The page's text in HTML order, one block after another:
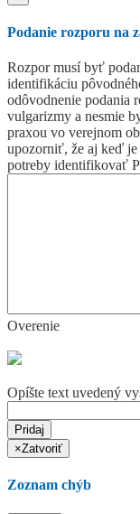
Podanie rozporu na
Rozpor musí byť
identifikáciu
odôvodnenie podania
vulgarizmy a nesmie
praxou vo verejnom
upozorniť, že aj keď je
potreby identifikovať
Overenie
Opíšte text uvedený
Pridaj
×Zatvoriť
Zoznam chýb